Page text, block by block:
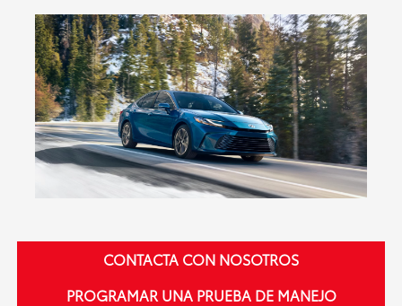
CONTACTA CON NOSOTROS
PROGRAMAR UNA PRUEBA DE MANEJO